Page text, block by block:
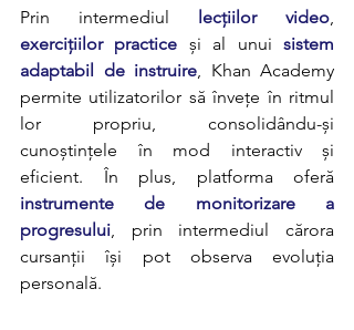
Prin intermediul lecțiilor video
exercițiilor practice și al unui sistem
adaptabil de instruire, Khan Academy
permite utilizatorilor să învețe în ritmul
lor propriu, consolidându-și
cunoștințele în mod interactiv și
instrumente de monitorizare a
progresului, prin intermediul cărora
cursanții își pot observa evoluția
personală.